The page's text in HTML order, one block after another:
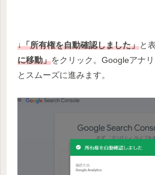
↓「所有権を自動確認しました」と
に移動」をクリック。Googleアナ
とスムーズに進みます。